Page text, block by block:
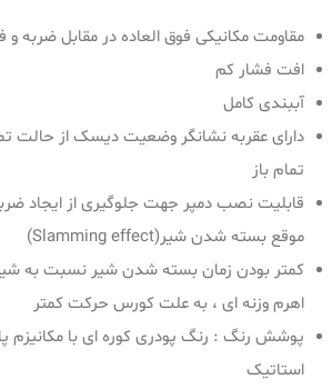
مقاومت مکانیکی فوق العاده در مقابل ضربه و
افت فشار کم
آببندی کامل
دارای عقربه نشانگر وضعیت دیسک از حالت
تمام باز
قابلیت نصب دمپر جهت جلوگیری از ایجاد
مو‌قع بسته شدن شیر(Slamming effect)
کمتر بودن زمان بسته شدن شیر نسبت به
اهرم وزنه ای ، به علت کورس حرکت کمتر
پوشش رنگ : رنگ پودری کوره ای با مکانیزم
استاتیک